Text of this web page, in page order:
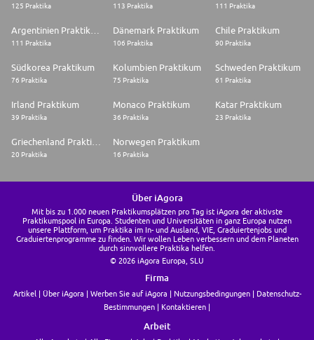
125 Praktika 113 Praktika 111 Praktika
111 Praktika
Dänemark Praktikum
106 Praktika
Chile Praktikum
90 Praktika
Südkorea Praktikum
76 Praktika
Kolumbien Praktikum
75 Praktika
Schweden Praktikum
61 Praktika
Irland Praktikum
39 Praktika
Monaco Praktikum
36 Praktika
Katar Praktikum
23 Praktika
20 Praktika
Norwegen Praktikum
16 Praktika
Über iAgora
Mit bis zu 1.000 neuen Praktikumsplätzen pro Tag ist iAgora der aktivste
Praktikumspool in Europa. Studenten und Universitäten in ganz Europa nutzen
unsere Plattform, um Praktika im In- und Ausland, VIE, Graduiertenjobs und
Graduiertenprogramme zu finden. Wir wollen Leben verbessern und dem Planeten
durch sinnvollere Praktika helfen.
© 2026 iAgora Europa, SLU
Firma
Artikel Über iAgora Werben Sie auf iAgora Nutzungsbedingungen
Datenschutz-
Bestimmungen
Kontaktieren
Arbeit